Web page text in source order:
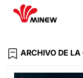
ARCHIVO DE